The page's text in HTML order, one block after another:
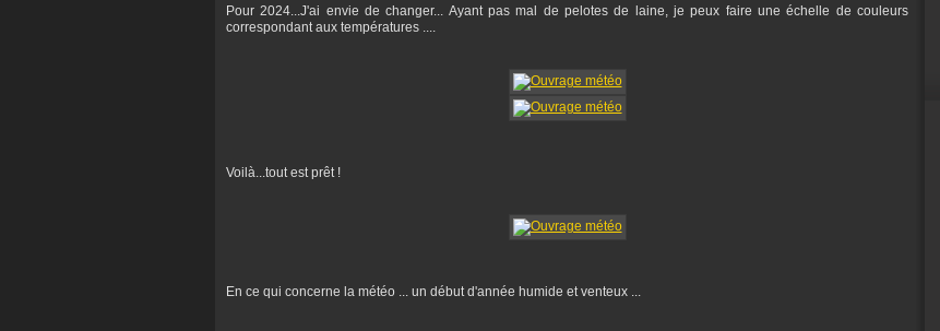
Pour 2024...J'ai envie de changer... Ayant pas mal de pelotes de laine, je peux faire une échelle de couleurs
correspondant aux températures ....
Voilà...tout est prêt !
En ce qui concerne la météo ... un début d'année humide et venteux ...